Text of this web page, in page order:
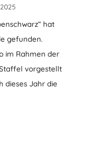
hat
gefunden.
im Rahmen der
vorgestellt
dieses Jahr die